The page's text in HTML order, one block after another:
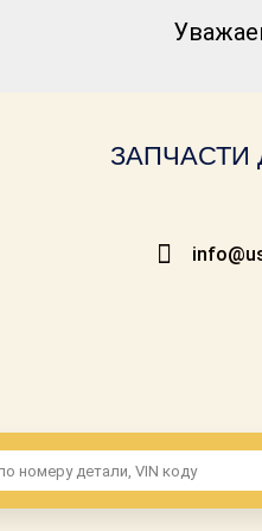
ЗАПЧАСТИ
Доставка